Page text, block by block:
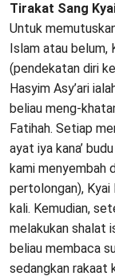
Tirakat Sang
Untuk
Islam atau belum,
(pendekatan diri
Hasyim Asy’ari
beliau meng-
Fatihah. Setiap
ayat iya kana’
kami menyembah
pertolongan), Kyai
kali. Kemudian,
melakukan shalat
beliau membaca
sedangkan rakaat